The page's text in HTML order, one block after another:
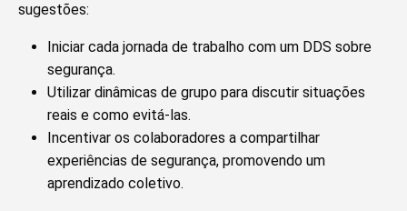
sugestões:
Iniciar cada jornada de trabalho com um DDS sobre
segurança.
Utilizar dinâmicas de grupo para discutir situações
reais e como evitá-las.
Incentivar os colaboradores a compartilhar
experiências de segurança, promovendo um
aprendizado coletivo.